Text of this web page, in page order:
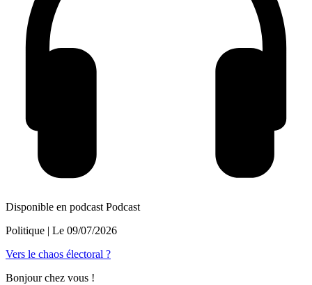
Disponible en podcast Podcast
Politique | Le 09/07/2026
Vers le chaos électoral ?
Bonjour chez vous !